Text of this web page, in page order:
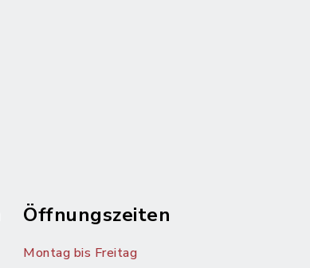
Öffnungszeiten
Montag bis Freitag